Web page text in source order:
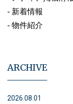
- 新着情報
- 物件紹介
ARCHIVE
2026.08.01